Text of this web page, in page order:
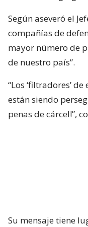
Según aseveró el
compañías de
mayor número de
de nuestro país”.
“Los ‘filtradores’
están siendo
penas de cárcel!”,
Su mensaje tiene